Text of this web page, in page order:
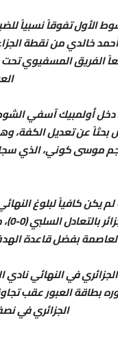
الأول تفوقاً نسبياً
خالدي من نقطة
واضعاً الفريق
أولمبيك آسفي
بحثاً عن تعديل الكفة،
المهاجم موسى كوني،
يكن كافياً لبلوغ
العاصمة بفضل قاعدة
في النهائي نادي
بطاقة العبور عقب
الجزائري في